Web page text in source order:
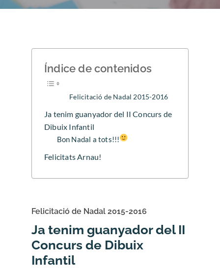
Índice de contenidos
Felicitació de Nadal 2015-2016
Ja tenim guanyador del II Concurs de
Dibuix Infantil
Bon Nadal a tots!!!
Felicitats Arnau!
Felicitació de Nadal 2015-2016
Ja tenim guanyador del II
Concurs de Dibuix
Infantil